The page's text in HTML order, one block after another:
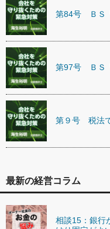
第84号 ＢＳ
第97号 ＢＳ
第９号 税法
最新の経営コラム
相談15：銀行